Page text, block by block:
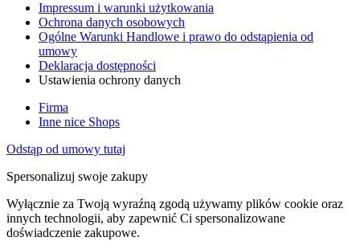
Impressum i warunki użytkowania
Ochrona danych osobowych
Ogólne Warunki Handlowe i prawo do odstąpienia od
umowy
Deklaracja dostępności
Ustawienia ochrony danych
Firma
Inne nice Shops
Odstąp od umowy tutaj
Spersonalizuj swoje zakupy
Wyłącznie za Twoją wyraźną zgodą używamy plików cookie oraz
innych technologii, aby zapewnić Ci spersonalizowane
doświadczenie zakupowe.